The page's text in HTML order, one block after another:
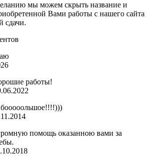
мы можем скрыть название и
Вами работы с нашего сайта
сдачи.
работы!
помощь оказанною вами за